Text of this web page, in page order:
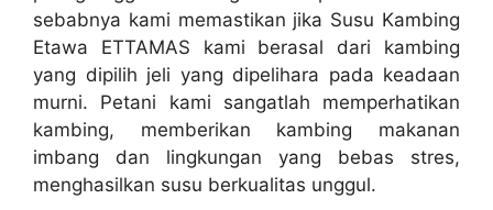
sebabnya kami memastikan jika Susu Kambing
Etawa ETTAMAS kami berasal dari kambing
yang dipilih jeli yang dipelihara pada keadaan
murni. Petani kami sangatlah memperhatikan
kambing, memberikan kambing makanan
imbang dan lingkungan yang bebas stres,
menghasilkan susu berkualitas unggul.